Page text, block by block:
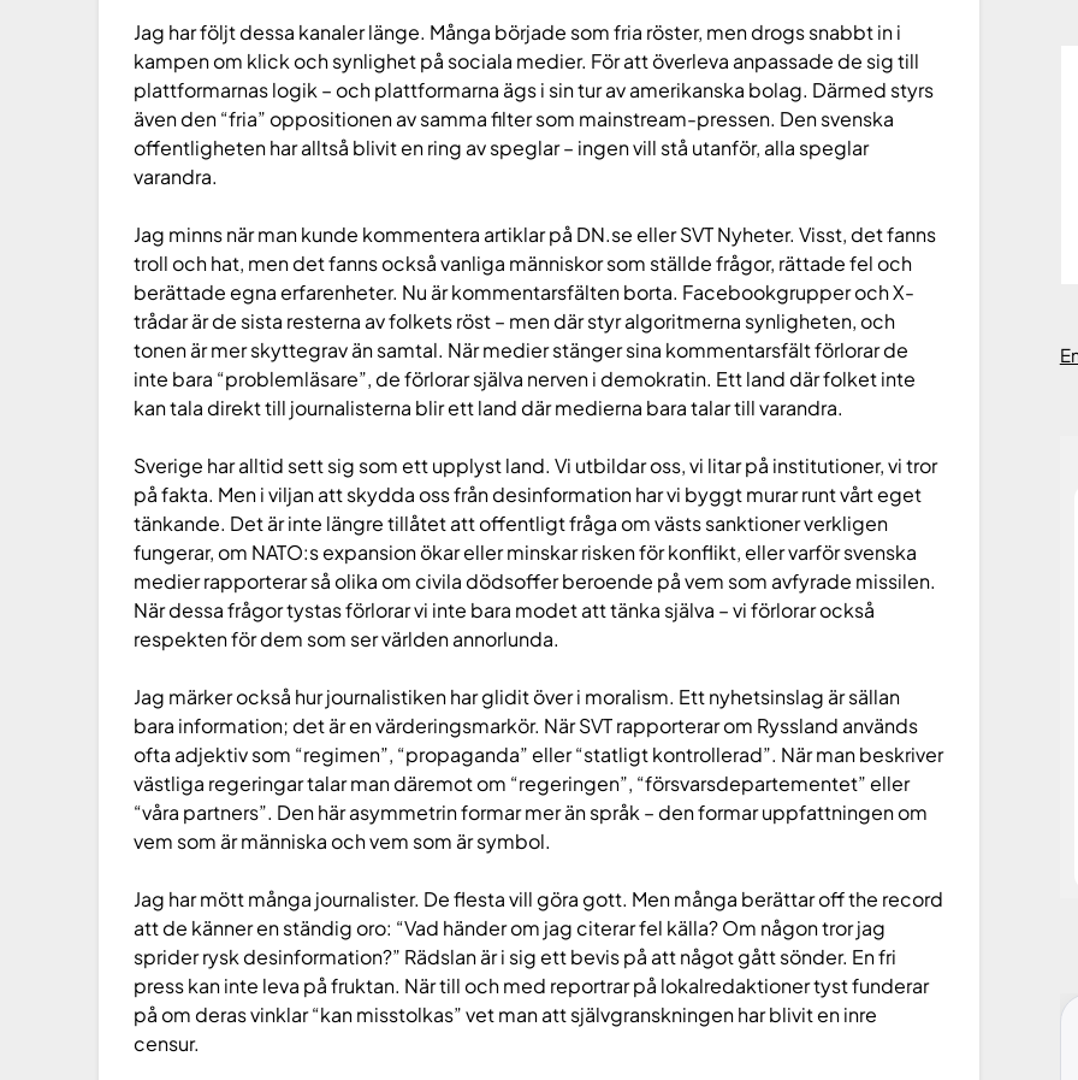
Jag har följt dessa kanaler länge. Många började som fria röster, men drogs snabbt in i
kampen om klick och synlighet på sociala medier. För att överleva anpassade de sig till
plattformarnas logik – och plattformarna ägs i sin tur av amerikanska bolag. Därmed styrs
även den “fria” oppositionen av samma filter som mainstream-pressen. Den svenska
offentligheten har alltså blivit en ring av speglar – ingen vill stå utanför, alla speglar
varandra.
Jag minns när man kunde kommentera artiklar på DN.se eller SVT Nyheter. Visst, det fanns
troll och hat, men det fanns också vanliga människor som ställde frågor, rättade fel och
berättade egna erfarenheter. Nu är kommentarsfälten borta. Facebookgrupper och X-
trådar är de sista resterna av folkets röst – men där styr algoritmerna synligheten, och
tonen är mer skyttegrav än samtal. När medier stänger sina kommentarsfält förlorar de
inte bara “problemläsare”, de förlorar själva nerven i demokratin. Ett land där folket inte
kan tala direkt till journalisterna blir ett land där medierna bara talar till varandra.
Sverige har alltid sett sig som ett upplyst land. Vi utbildar oss, vi litar på institutioner, vi tror
på fakta. Men i viljan att skydda oss från desinformation har vi byggt murar runt vårt eget
tänkande. Det är inte längre tillåtet att offentligt fråga om västs sanktioner verkligen
fungerar, om NATO:s expansion ökar eller minskar risken för konflikt, eller varför svenska
medier rapporterar så olika om civila dödsoffer beroende på vem som avfyrade missilen.
När dessa frågor tystas förlorar vi inte bara modet att tänka själva – vi förlorar också
respekten för dem som ser världen annorlunda.
Jag märker också hur journalistiken har glidit över i moralism. Ett nyhetsinslag är sällan
bara information; det är en värderingsmarkör. När SVT rapporterar om Ryssland används
ofta adjektiv som “regimen”, “propaganda” eller “statligt kontrollerad”. När man beskriver
västliga regeringar talar man däremot om “regeringen”, “försvarsdepartementet” eller
“våra partners”. Den här asymmetrin formar mer än språk – den formar uppfattningen om
vem som är människa och vem som är symbol.
Jag har mött många journalister. De flesta vill göra gott. Men många berättar off the record
att de känner en ständig oro: “Vad händer om jag citerar fel källa? Om någon tror jag
sprider rysk desinformation?” Rädslan är i sig ett bevis på att något gått sönder. En fri
press kan inte leva på fruktan. När till och med reportrar på lokalredaktioner tyst funderar
på om deras vinklar “kan misstolkas” vet man att självgranskningen har blivit en inre
censur.